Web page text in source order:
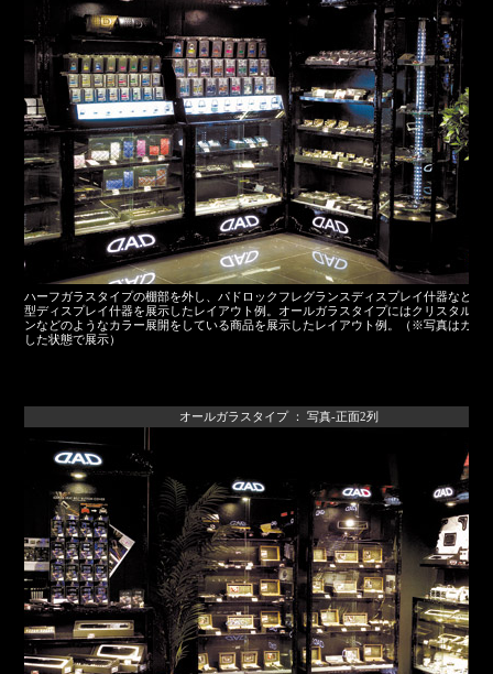
ハーフガラスタイプの棚部を外し、パドロックフレグランスディスプレイ什器などの
型ディスプレイ什器を展示したレイアウト例。オールガラスタイプにはクリスタルコ
ンなどのようなカラー展開をしている商品を展示したレイアウト例。（※写真はガラ
した状態で展示）
オールガラスタイプ ： 写真-正面2列